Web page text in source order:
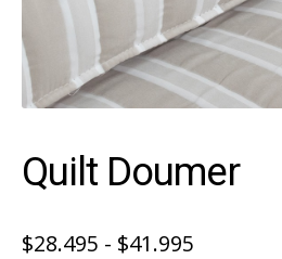
Quilt Doumer
$28.495 - $41.995Rango